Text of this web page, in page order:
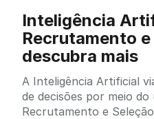
Inteligência
Recrutamento
descubra mais
A Inteligência Artificial
de decisões por meio do
Recrutamento e